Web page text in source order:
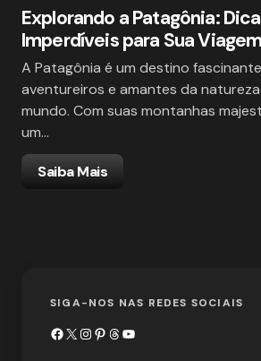
Explorando a Patagônia:
Imperdíveis para Sua
A Patagônia é um destino
aventureiros e amantes da
mundo. Com suas montanhas
um…
Saiba Mais
SIGA-NOS NAS REDES SOCIAIS